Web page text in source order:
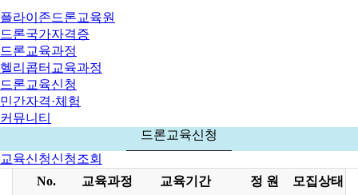
플라이존드론교육원
드론국가자격증
드론교육과정
헬리콥터교육과정
드론교육신청
민간자격·체험
커뮤니티
드론교육신청
교육신청신청조회
No.
교육과정 교육기간 정 원 모집상태